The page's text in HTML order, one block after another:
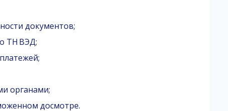
документов;
ТН ВЭД;
органами;
досмотре.